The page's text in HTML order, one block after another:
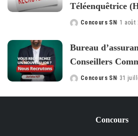
Téléenquêtrice
Posted
Concours SN 1 août
Bureau
Conseillers
Posted
Concours SN 31
Concours